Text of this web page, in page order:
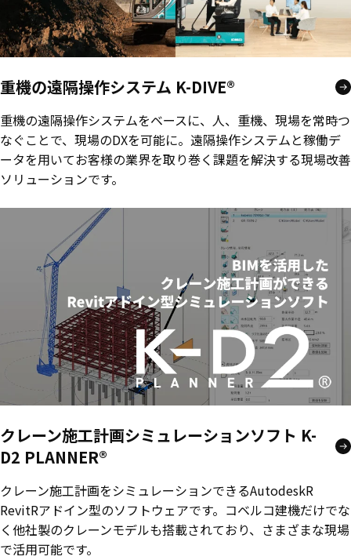
重機の遠隔操作システム K-DIVE®
重機の遠隔操作システムをベースに、人、重機、現場を常時つ
なぐことで、現場のDXを可能に。遠隔操作システムと稼働デ
ータを用いてお客様の業界を取り巻く課題を解決する現場改善
ソリューションです。
クレーン施工計画シミュレーションソフト K-
D2 PLANNER®
クレーン施工計画をシミュレーションできるAutodeskR
RevitRアドイン型のソフトウェアです。コベルコ建機だけでな
く他社製のクレーンモデルも搭載されており、さまざまな現場
で活用可能です。